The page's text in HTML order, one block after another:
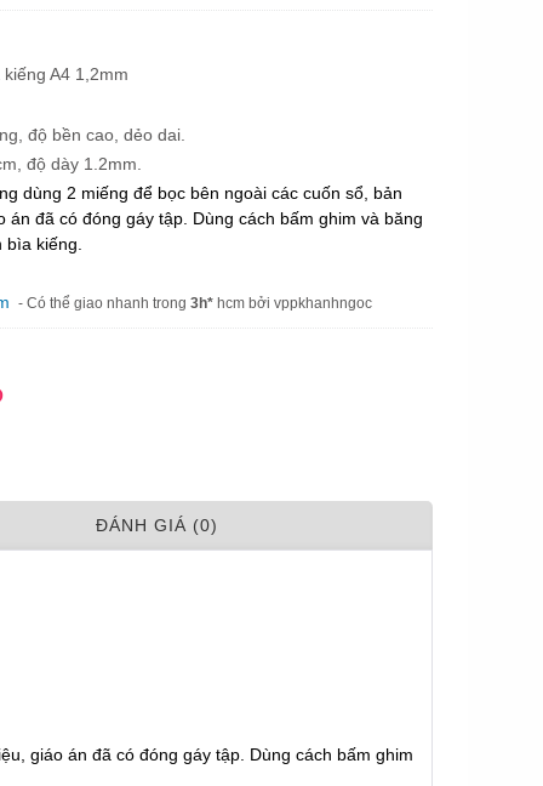
A4 1,2mm
độ bền cao, dẻo dai.
độ dày 1.2mm.
dùng 2 miếng để bọc bên ngoài các cuốn sổ, bản
án đã có đóng gáy tập. Dùng cách bấm ghim và băng
kiếng.
- Có thể giao nhanh trong 3h* hcm bởi vppkhanhngoc
ÐÁNH GIÁ (0)
giáo án đã có đóng gáy tập. Dùng cách bấm ghim